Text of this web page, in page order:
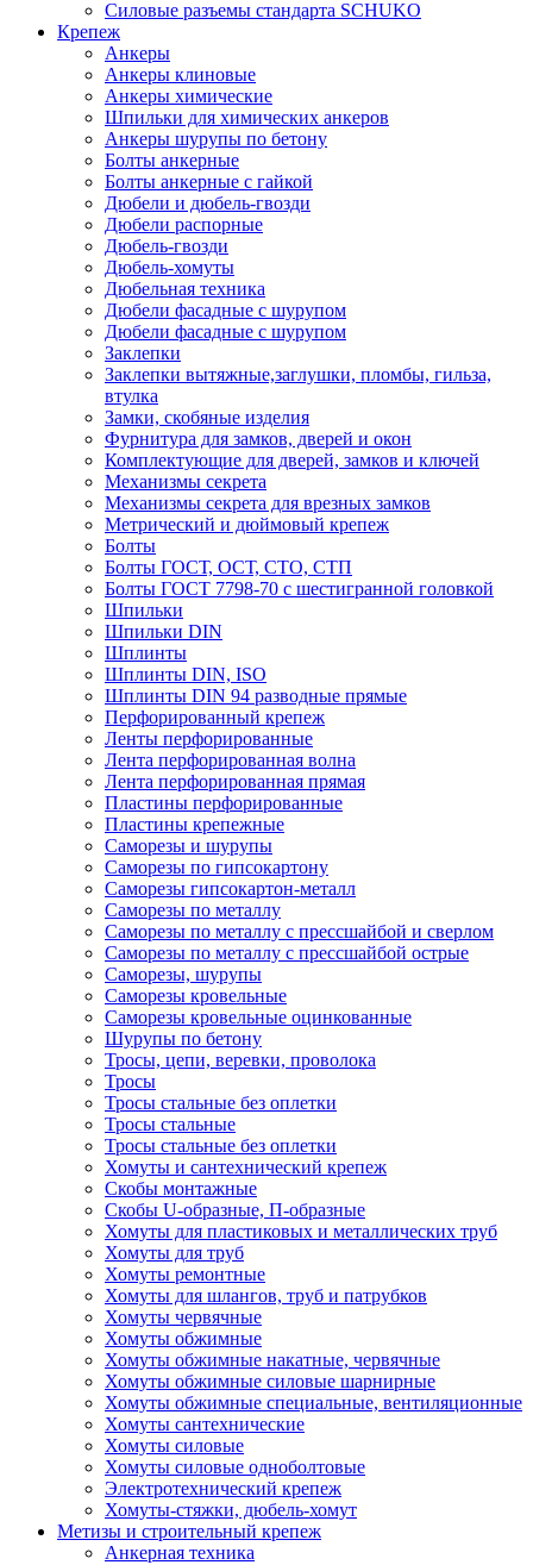
Силовые разъемы стандарта SCHUKO
Крепеж
Анкеры
Анкеры клиновые
Анкеры химические
Шпильки для химических анкеров
Анкеры шурупы по бетону
Болты анкерные
Болты анкерные с гайкой
Дюбели и дюбель-гвозди
Дюбели распорные
Дюбель-гвозди
Дюбель-хомуты
Дюбельная техника
Дюбели фасадные с шурупом
Дюбели фасадные с шурупом
Заклепки
Заклепки вытяжные,заглушки, пломбы, гильза,
втулка
Замки, скобяные изделия
Фурнитура для замков, дверей и окон
Комплектующие для дверей, замков и ключей
Механизмы секрета
Механизмы секрета для врезных замков
Метрический и дюймовый крепеж
Болты
Болты ГОСТ, ОСТ, СТО, СТП
Болты ГОСТ 7798-70 с шестигранной головкой
Шпильки
Шпильки DIN
Шплинты
Шплинты DIN, ISO
Шплинты DIN 94 разводные прямые
Перфорированный крепеж
Ленты перфорированные
Лента перфорированная волна
Лента перфорированная прямая
Пластины перфорированные
Пластины крепежные
Саморезы и шурупы
Саморезы по гипсокартону
Саморезы гипсокартон-металл
Саморезы по металлу
Саморезы по металлу с прессшайбой и сверлом
Саморезы по металлу с прессшайбой острые
Саморезы, шурупы
Саморезы кровельные
Саморезы кровельные оцинкованные
Шурупы по бетону
Тросы, цепи, веревки, проволока
Тросы
Тросы стальные без оплетки
Тросы стальные
Тросы стальные без оплетки
Хомуты и сантехнический крепеж
Скобы монтажные
Скобы U-образные, П-образные
Хомуты для пластиковых и металлических труб
Хомуты для труб
Хомуты ремонтные
Хомуты для шлангов, труб и патрубков
Хомуты червячные
Хомуты обжимные
Хомуты обжимные накатные, червячные
Хомуты обжимные силовые шарнирные
Хомуты обжимные специальные, вентиляционные
Хомуты сантехнические
Хомуты силовые
Хомуты силовые одноболтовые
Электротехнический крепеж
Хомуты-стяжки, дюбель-хомут
Метизы и строительный крепеж
Анкерная техника